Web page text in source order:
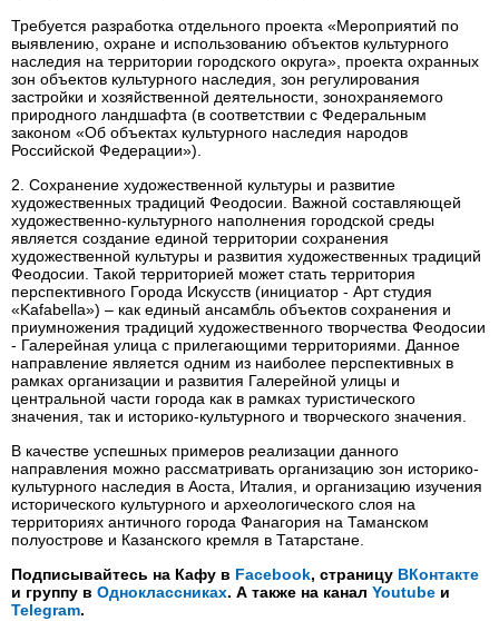
Требуется разработка отдельного проекта «Мероприятий по
выявлению, охране и использованию объектов культурного
наследия на территории городского округа», проекта охранных
зон объектов культурного наследия, зон регулирования
застройки и хозяйственной деятельности, зонохраняемого
природного ландшафта (в соответствии с Федеральным
законом «Об объектах культурного наследия народов
Российской Федерации»).
2. Сохранение художественной культуры и развитие
художественных традиций Феодосии. Важной составляющей
художественно-культурного наполнения городской среды
является создание единой территории сохранения
художественной культуры и развития художественных традиций
Феодосии. Такой территорией может стать территория
перспективного Города Искусств (инициатор - Арт студия
«Kafabella») – как единый ансамбль объектов сохранения и
приумножения традиций художественного творчества Феодосии
- Галерейная улица с прилегающими территориями. Данное
направление является одним из наиболее перспективных в
рамках организации и развития Галерейной улицы и
центральной части города как в рамках туристического
значения, так и историко-культурного и творческого значения.
В качестве успешных примеров реализации данного
направления можно рассматривать организацию зон историко-
культурного наследия в Аоста, Италия, и организацию изучения
исторического культурного и археологического слоя на
территориях античного города Фанагория на Таманском
полуострове и Казанского кремля в Татарстане.
Подписывайтесь на Кафу в Facebook, страницу ВКонтакте
и группу в Одноклассниках. А также на канал Youtube и
Telegram.